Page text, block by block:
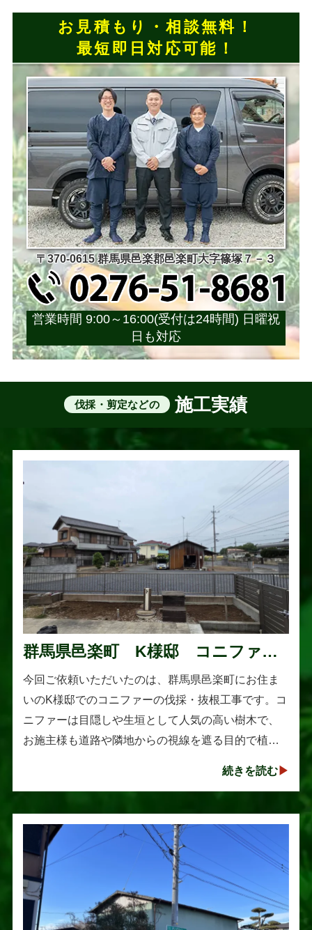
お見積もり・相談無料！
最短即日対応可能！
〒370-0615 群馬県邑楽郡邑楽町大字篠塚７－３
営業時間 9:00～16:00(受付は24時間) 日曜祝
日も対応
伐採・剪定などの 施工実績
群馬県邑楽町 K様邸 コニファー
伐採・抜根工事
今回ご依頼いただいたのは、群馬県邑楽町にお住ま
いのK様邸でのコニファーの伐採・抜根工事です。コ
ニファーは目隠しや生垣として人気の高い樹木で、
お施主様も道路や隣地からの視線を遮る目的で植え
続きを読む